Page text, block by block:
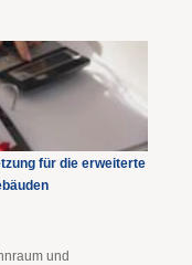
für die erweiterte
und